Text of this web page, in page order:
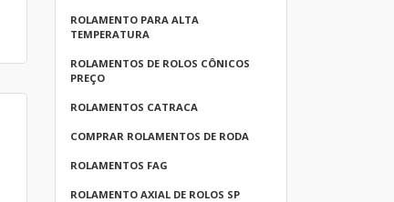
ROLAMENTO PARA ALTA
TEMPERATURA
ROLAMENTOS DE ROLOS CÔNICOS
PREÇO
ROLAMENTOS CATRACA
COMPRAR ROLAMENTOS DE RODA
ROLAMENTOS FAG
ROLAMENTO AXIAL DE ROLOS SP